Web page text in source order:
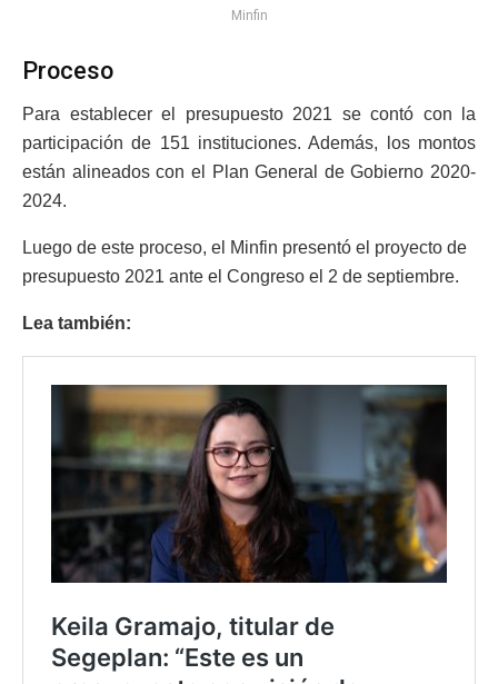
Minfin
Proceso
Para establecer el presupuesto 2021 se contó con la
participación de 151 instituciones. Además, los montos
están alineados con el Plan General de Gobierno 2020-
2024.
Luego de este proceso, el Minfin presentó el proyecto de
presupuesto 2021 ante el Congreso el 2 de septiembre.
Lea también: